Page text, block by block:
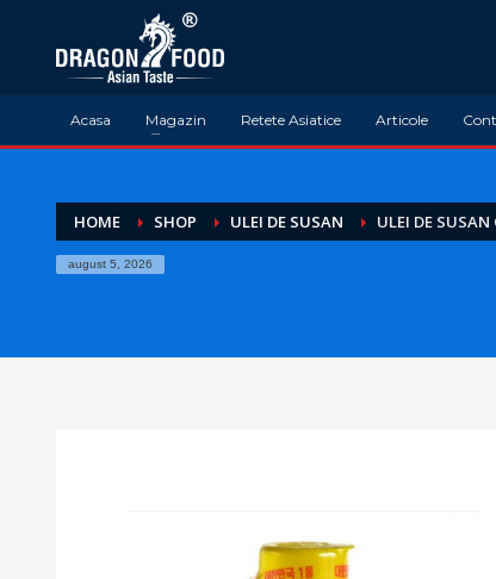
Acasa Magazin Retete Asiatice Articole
HOME SHOP ULEI DE SUSAN ULEI DE
august 5, 2026